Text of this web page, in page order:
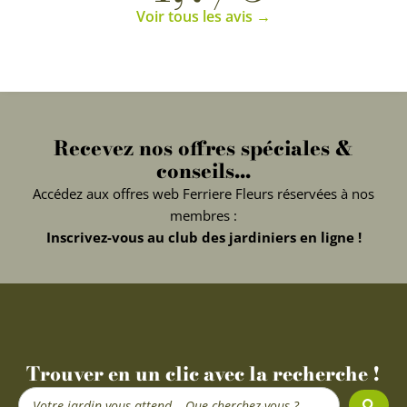
Voir tous les avis →
Recevez nos offres spéciales &
conseils...
Accédez aux offres web Ferriere Fleurs réservées à nos
membres :
Inscrivez-vous au club des jardiniers en ligne !
Trouver en un clic avec la recherche !
Search